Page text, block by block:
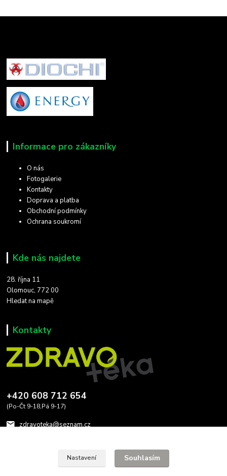
Informace pro zákazníky
O nás
Fotogalerie
Kontakty
Doprava a platba
Obchodní podmínky
Ochrana soukromí
Kde nás najdete
28. října 11
Olomouc, 772 00
Hledat na mapě
Kontakty
+420 608 712 654
(Po-Čt 9-18,Pá 9-17)
zdravoteka@seznam.cz
Nastavení Souhlasím